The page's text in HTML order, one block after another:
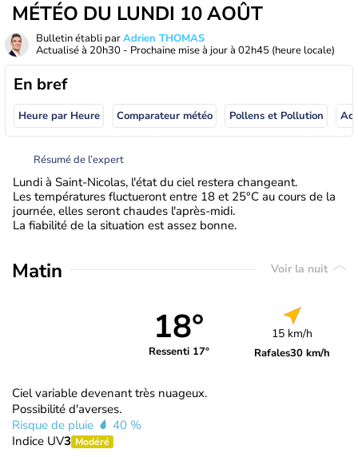
MÉTÉO DU LUNDI 10 AOÛT
Bulletin établi parAdrien THOMAS
Actualisé à 20h30 - Prochaine mise à jour à 02h45 (heure locale)
En bref
Heure par Heure Comparateur météo Pollens et Pollution
Résumé de l’expert
Lundi à Saint-Nicolas, l'état du ciel restera changeant.
Les températures fluctueront entre 18 et 25°C au cours de la
journée, elles seront chaudes l'après-midi.
La fiabilité de la situation est assez bonne.
Matin Voir la nuit
18°
Ressenti 17°
15 km/h
Rafales30 km/h
Ciel variable devenant très nuageux.
Possibilité d'averses.
Risque de pluie
40 %
Indice UV3 Modéré